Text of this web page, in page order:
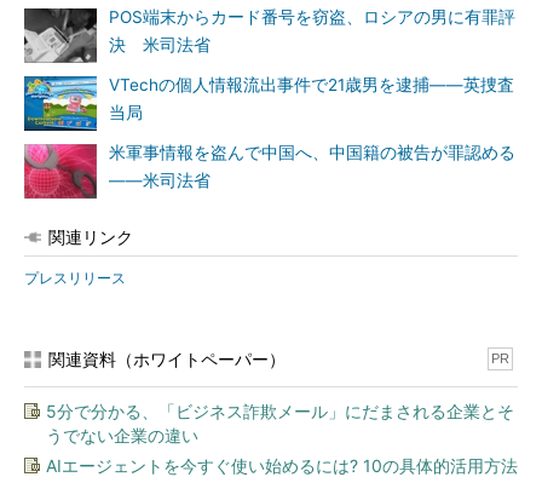
POS端末からカード番号を窃盗、ロシアの男に有罪評
決 米司法省
VTechの個人情報流出事件で21歳男を逮捕――英捜査
当局
米軍事情報を盗んで中国へ、中国籍の被告が罪認める
――米司法省
関連リンク
プレスリリース
関連資料（ホワイトペーパー） PR
5分で分かる、「ビジネス詐欺メール」にだまされる企業とそ
うでない企業の違い
AIエージェントを今すぐ使い始めるには? 10の具体的活用方法